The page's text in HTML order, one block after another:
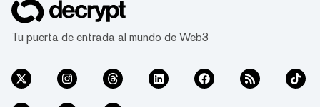
Tu puerta de entrada al mundo de Web3